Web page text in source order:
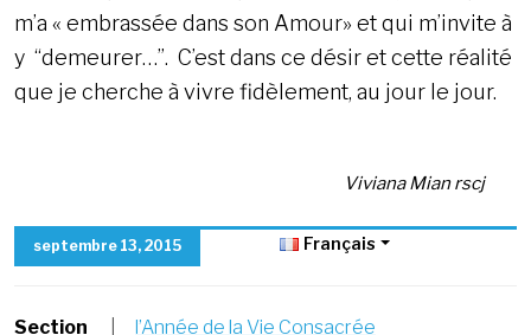
m’a « embrassée dans son Amour» et qui m’invite à
y “demeurer…”. C’est dans ce désir et cette réalité
que je cherche à vivre fidèlement, au jour le jour.
Viviana Mian rscj
septembre 13, 2015 Français
Section l’Année de la Vie Consacrée